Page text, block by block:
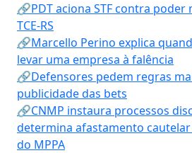
🔗PDT aciona STF contra
TCE-RS
🔗Marcello Perino explica
levar uma empresa à falência
🔗Defensores pedem regras
publicidade das bets
🔗CNMP instaura processos
determina afastamento
do MPPA